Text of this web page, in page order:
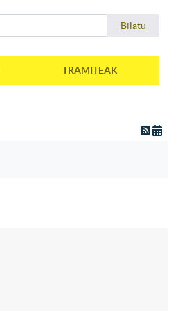
Bilatu
TRAMITEAK